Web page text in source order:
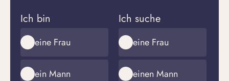
Ich bin
eine Frau
ein Mann
Ich suche
eine Frau
einen Mann